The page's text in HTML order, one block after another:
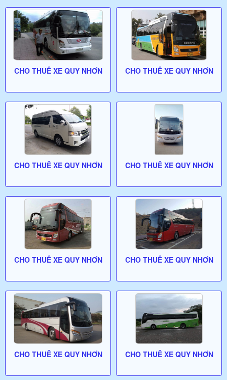
CHO THUÊ XE QUY NHƠN CHO THUÊ XE QUY NHƠN
CHO THUÊ XE QUY NHƠN CHO THUÊ XE QUY NHƠN
CHO THUÊ XE QUY NHƠN CHO THUÊ XE QUY NHƠN
CHO THUÊ XE QUY NHƠN CHO THUÊ XE QUY NHƠN